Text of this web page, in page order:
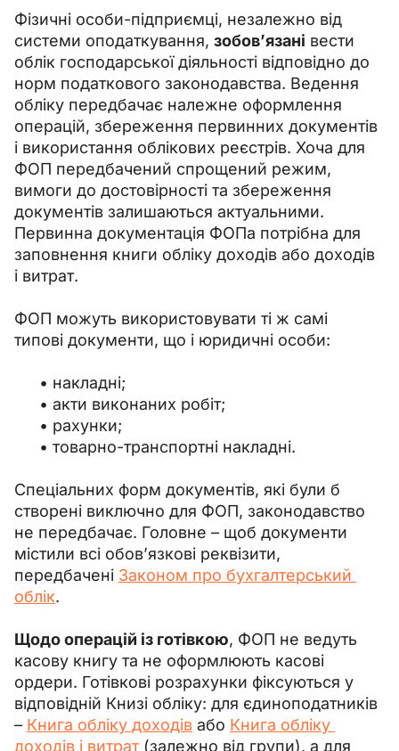
Фізичні особи-підприємці, незалежно від
системи оподаткування, зобов’язані вести
облік господарської діяльності відповідно до
норм податкового законодавства. Ведення
обліку передбачає належне оформлення
операцій, збереження первинних документів
і використання облікових реєстрів. Хоча для
ФОП передбачений спрощений режим,
вимоги до достовірності та збереження
документів залишаються актуальними.
Первинна документація ФОПа потрібна для
заповнення книги обліку доходів або доходів
і витрат.
ФОП можуть використовувати ті ж самі
типові документи, що і юридичні особи:
накладні;
акти виконаних робіт;
рахунки;
товарно-транспортні накладні.
Спеціальних форм документів, які були б
створені виключно для ФОП, законодавство
не передбачає. Головне – щоб документи
містили всі обов’язкові реквізити,
передбачені Законом про бухгалтерський
облік.
Щодо операцій із готівкою, ФОП не ведуть
касову книгу та не оформлюють касові
ордери. Готівкові розрахунки фіксуються у
відповідній Книзі обліку: для єдиноподатників
– Книга обліку доходів або Книга обліку
доходів і витрат (залежно від групи), а для